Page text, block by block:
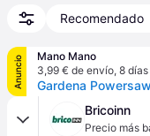
Recomendado
Anuncio
Mano Mano
3,99 € de envío, 8 días
Bricoinn
Precio más